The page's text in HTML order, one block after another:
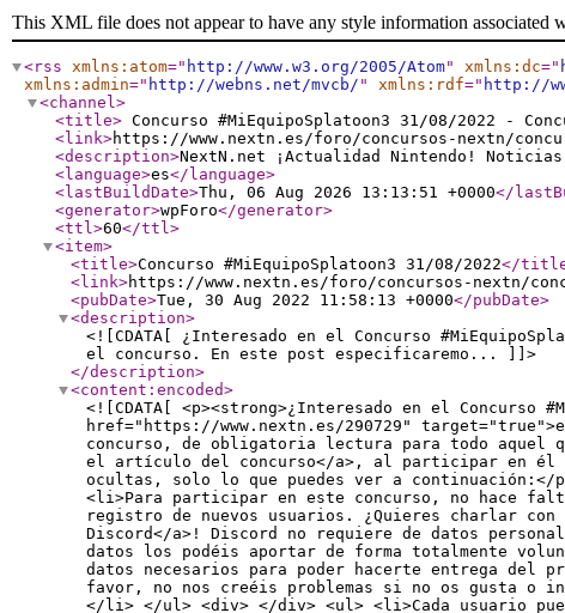
This XML file does not appear to have any style information associated
<rss xmlns:atom=" http://www.w3.org/2005/Atom" xmlns:dc="
xmlns:admin=" http://webns.net/mvcb/ " xmlns:rdf=" http://
<channel>
<title> Concurso #MiEquipoSplatoon3 31/08/2022 -
<link>https://www.nextn.es/foro/concursos-nextn/
<description>NextN.net ¡Actualidad Nintendo! Noticias
<language>es</language>
<lastBuildDate>Thu, 06 Aug 2026 13:13:51 +0000</
<generator>wpForo</generator>
<ttl>60</ttl>
<item>
<title>Concurso #MiEquipoSplatoon3 31/08/2022</
<link>https://www.nextn.es/foro/concursos-nextn/
<pubDate>Tue, 30 Aug 2022 11:58:13 +0000</pubDate>
<description>
<![CDATA[ ¿Interesado en el Concurso
el concurso. En este post especificaremo... ]]>
</description>
<content:encoded>
<![CDATA[ <p><strong>¿Interesado en el
href="https://www.nextn.es/290729"
concurso, de obligatoria lectura para todo aquel
el artículo del concurso</a>, al participar en él
ocultas, solo lo que puedes ver a continuación:</p>
<li>Para participar en este concurso, no hace
registro de nuevos usuarios. ¿Quieres charlar con
Discord</a>! Discord no requiere de datos
datos los podéis aportar de forma totalmente
datos necesarios para poder hacerte entrega del
favor, no nos creéis problemas si no os gusta o
</li> </ul> <div> </div> <ul> <li>Cada usuario